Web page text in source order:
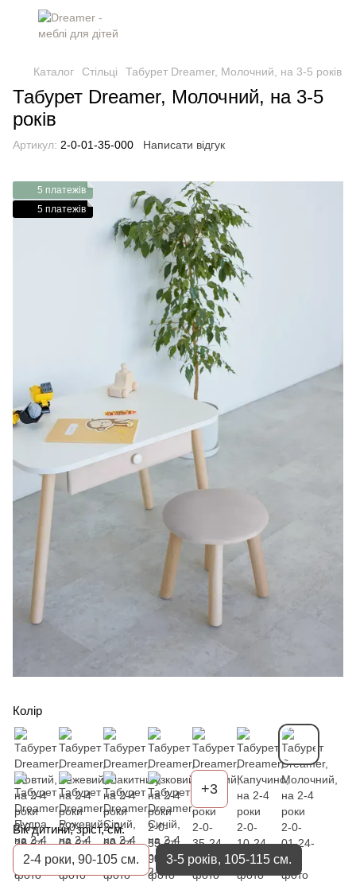
Каталог Стільці Табурет Dreamer, Молочний, на 3-5 років
Табурет Dreamer, Молочний, на 3-5
років
Артикул: 2-0-01-35-000 Написати відгук
5 платежів
5 платежів
Колір
+3
Вік дитини, зріст, см.
2-4 роки, 90-105 см. 3-5 років, 105-115 см.